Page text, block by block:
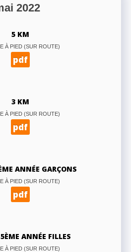
2022
5 KM
À PIED (SUR ROUTE)
pdf
3 KM
À PIED (SUR ROUTE)
pdf
ANNÉE GARÇONS
À PIED (SUR ROUTE)
pdf
ANNÉE FILLES
À PIED (SUR ROUTE)